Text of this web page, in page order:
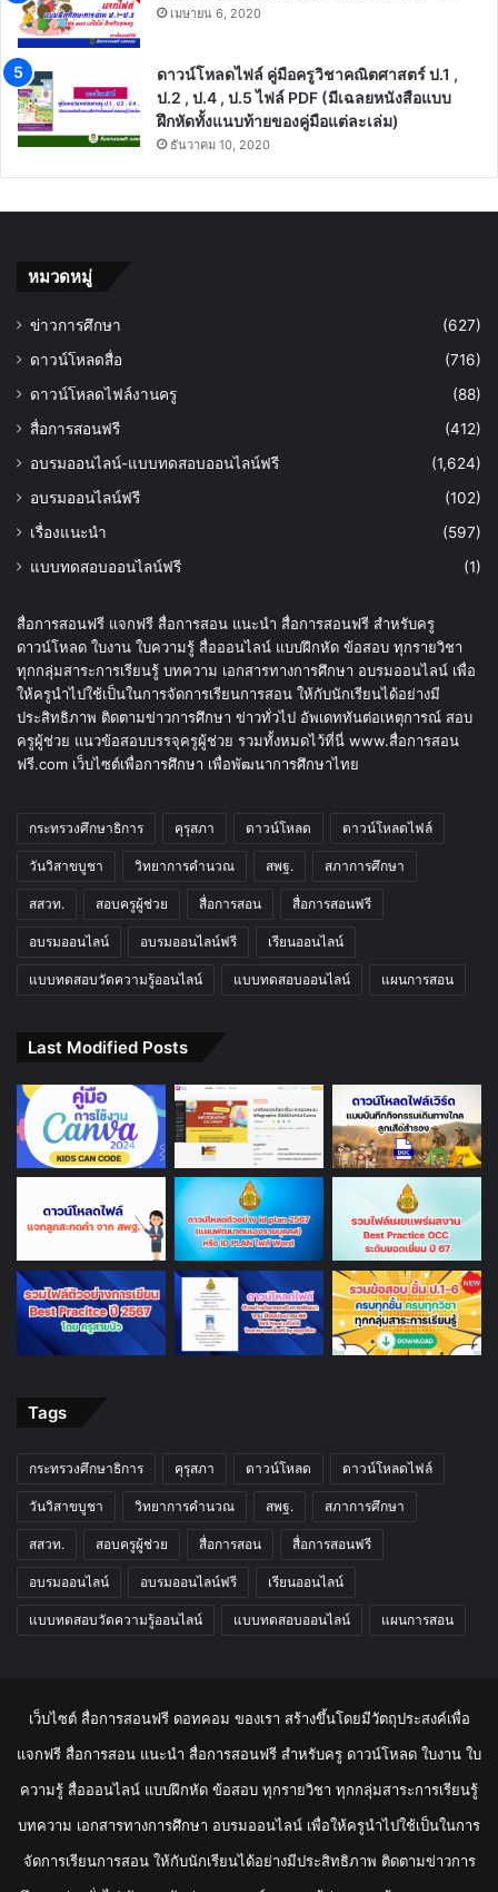
เมษายน 6, 2020
ดาวน์โหลดไฟล์ คู่มือครูวิชาคณิตศาสตร์ ป.1 ,
ป.2 , ป.4 , ป.5 ไฟล์ PDF (มีเฉลยหนังสือแบบ
ฝึกหัดทั้งแนบท้ายของคู่มือแต่ละเล่ม)
ธันวาคม 10, 2020
หมวดหมู่
ข่าวการศึกษา
(627)
ดาวน์โหลดสื่อ
(716)
ดาวน์โหลดไฟล์งานครู
(88)
สื่อการสอนฟรี
(412)
อบรมออนไลน์-แบบทดสอบออนไลน์ฟรี
(1,624)
อบรมออนไลน์ฟรี
(102)
เรื่องแนะนำ
(597)
แบบทดสอบออนไลน์ฟรี
(1)
สื่อการสอนฟรี แจกฟรี สื่อการสอน แนะนำ สื่อการสอนฟรี สำหรับครู
ดาวน์โหลด ใบงาน ใบความรู้ สื่อออนไลน์ แบบฝึกหัด ข้อสอบ ทุกรายวิชา
ทุกกลุ่มสาระการเรียนรู้ บทความ เอกสารทางการศึกษา อบรมออนไลน์ เพื่อ
ให้ครูนำไปใช้เป็นในการจัดการเรียนการสอน ให้กับนักเรียนได้อย่างมี
ประสิทธิภาพ ติดตามข่าวการศึกษา ข่าวทั่วไป อัพเดททันต่อเหตุการณ์ สอบ
ครูผู้ช่วย แนวข้อสอบบรรจุครูผู้ช่วย รวมทั้งหมดไว้ที่นี่ www.สื่อการสอน
ฟรี.com เว็บไซต์เพื่อการศึกษา เพื่อพัฒนาการศึกษาไทย
กระทรวงศึกษาธิการ คุรุสภา ดาวน์โหลด ดาวน์โหลดไฟล์
วันวิสาขบูชา วิทยาการคำนวณ สพฐ. สภาการศึกษา
สสวท. สอบครูผู้ช่วย สื่อการสอน สื่อการสอนฟรี
อบรมออนไลน์ อบรมออนไลน์ฟรี เรียนออนไลน์
แบบทดสอบวัดความรู้ออนไลน์ แบบทดสอบออนไลน์ แผนการสอน
Last Modified Posts
Tags
กระทรวงศึกษาธิการ คุรุสภา ดาวน์โหลด ดาวน์โหลดไฟล์
วันวิสาขบูชา วิทยาการคำนวณ สพฐ. สภาการศึกษา
สสวท. สอบครูผู้ช่วย สื่อการสอน สื่อการสอนฟรี
อบรมออนไลน์ อบรมออนไลน์ฟรี เรียนออนไลน์
แบบทดสอบวัดความรู้ออนไลน์ แบบทดสอบออนไลน์ แผนการสอน
เว็บไซต์ สื่อการสอนฟรี ดอทคอม ของเรา สร้างขึ้นโดยมีวัตถุประสงค์เพื่อ
แจกฟรี สื่อการสอน แนะนำ สื่อการสอนฟรี สำหรับครู ดาวน์โหลด ใบงาน ใบ
ความรู้ สื่อออนไลน์ แบบฝึกหัด ข้อสอบ ทุกรายวิชา ทุกกลุ่มสาระการเรียนรู้
บทความ เอกสารทางการศึกษา อบรมออนไลน์ เพื่อให้ครูนำไปใช้เป็นในการ
จัดการเรียนการสอน ให้กับนักเรียนได้อย่างมีประสิทธิภาพ ติดตามข่าวการ